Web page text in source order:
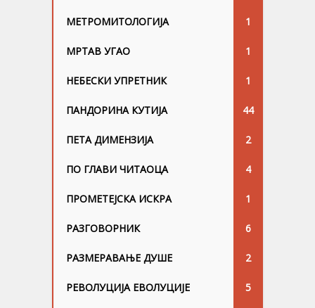
МЕТРОМИТОЛОГИЈА 1
МРТАВ УГАО 1
НЕБЕСКИ УПРЕТНИК 1
ПАНДОРИНА КУТИЈА 44
ПЕТА ДИМЕНЗИЈА 2
ПО ГЛАВИ ЧИТАОЦА 4
ПРОМЕТЕЈСКА ИСКРА 1
РАЗГОВОРНИК 6
РАЗМЕРАВАЊЕ ДУШЕ 2
РЕВОЛУЦИЈА ЕВОЛУЦИЈЕ 5